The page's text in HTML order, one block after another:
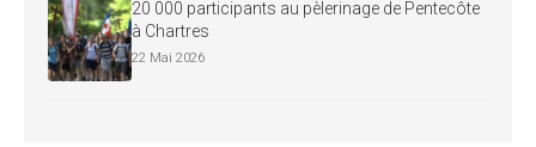
20 000 participants au pèlerinage de Pentecôte
à Chartres
22 Mai 2026